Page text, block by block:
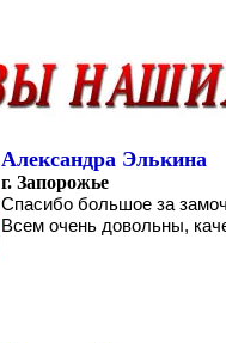
Александра Элькина
г. Запорожье
Спасибо большое за
Всем очень довольны,